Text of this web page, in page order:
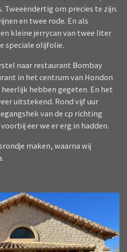
Tweeëndertig om precies te zijn.
en twee rode. En als
kleine jerrycan van twee liter
speciale olijfolie.
naar restaurant Bombay
in het centrum van Hondon
hebben gegeten. En het
uitstekend. Rond vijf uur
van de cp richting
eer we er erg in hadden.
maken, waarna wij